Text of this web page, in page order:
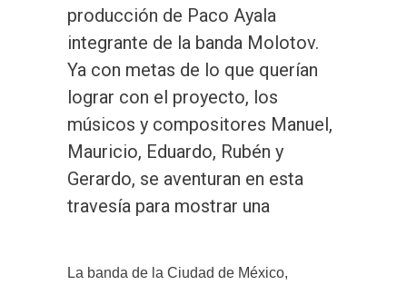
producción de Paco Ayala
integrante de la banda Molotov.
Ya con metas de lo que querían
lograr con el proyecto, los
músicos y compositores Manuel,
Mauricio, Eduardo, Rubén y
Gerardo, se aventuran en esta
travesía para mostrar una
La banda de la Ciudad de México,